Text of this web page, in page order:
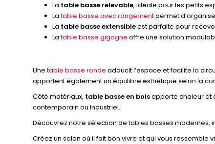
La table basse relevable, idéale pour les petits
Latable basse avec rangementpermet
La table basse extensibleest parfaite pour
Latable basse gigogne offre une solution
Unetable basse ronde adoucit l’espace et facilite la
apportent également un équilibre esthétique selon la
Côté matériaux, table basse en boisapporte chaleur et
contemporain ou industriel.
Découvrez notre sélection de tables basses modernes,
Créez un salon où il fait bon vivre et qui vous